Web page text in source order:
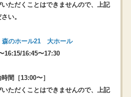
いただくことはできませんので、上記
い。
森のホール21 大ホール
16:15/16:45〜17:30
間［13:00〜］
いただくことはできませんので、上記